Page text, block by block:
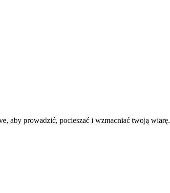
aby prowadzić, pocieszać i wzmacniać twoją wiarę.